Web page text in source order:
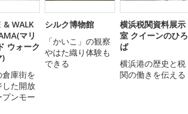
& WALK
マリ
ウォーク
)
庫街を
した開放
ンモー
シルク博物館
「かいこ」の観察
やはた織り体験も
できる
横浜税関資料展示
室 クイーンのひろ
ば
横浜港の歴史と税
関の働きを伝える